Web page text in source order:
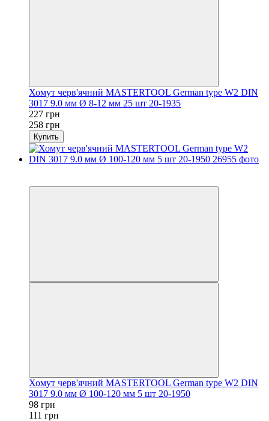
Хомут черв'ячний MASTERTOOL German type W2 DIN
3017 9.0 мм Ø 8-12 мм 25 шт 20-1935
227 грн
258 грн
Купить
Хомут черв'ячний MASTERTOOL German type W2 DIN
3017 9.0 мм Ø 100-120 мм 5 шт 20-1950
98 грн
111 грн